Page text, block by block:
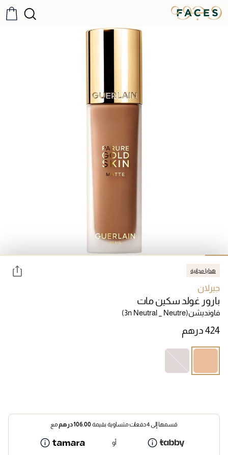
هدايا مجانية
جيرلان
بارور غولد سكين مات
فاونديشن(3n Neutral _ Neutre)
قسمها إلى 4 دفعات متساوية بقيمة 106.00درهممع
أو